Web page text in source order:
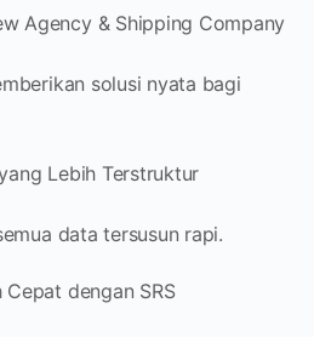
Agency & Shipping Company
solusi nyata bagi
Lebih Terstruktur
data tersusun rapi.
dengan SRS